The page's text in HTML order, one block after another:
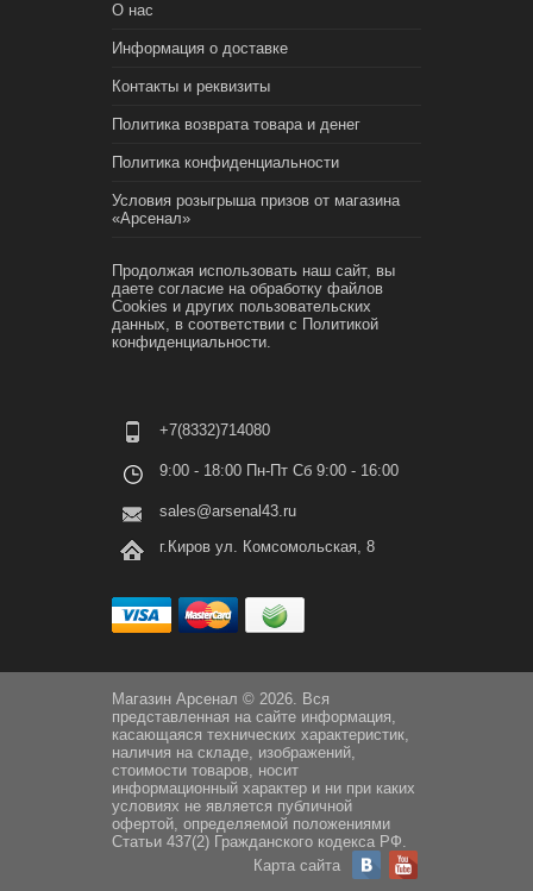
О нас
Информация о доставке
Контакты и реквизиты
Политика возврата товара и денег
Политика конфиденциальности
Условия розыгрыша призов от магазина
«Арсенал»
Продолжая использовать наш сайт, вы
даете согласие на обработку файлов
Cookies и других пользовательских
данных, в соответствии с Политикой
конфиденциальности.
+7(8332)714080
9:00 - 18:00 Пн-Пт Сб 9:00 - 16:00
sales@arsenal43.ru
г.Киров ул. Комсомольская, 8
Магазин Арсенал © 2026. Вся
представленная на сайте информация,
касающаяся технических характеристик,
наличия на складе, изображений,
стоимости товаров, носит
информационный характер и ни при каких
условиях не является публичной
офертой, определяемой положениями
Статьи 437(2) Гражданского кодекса РФ.
Карта сайта